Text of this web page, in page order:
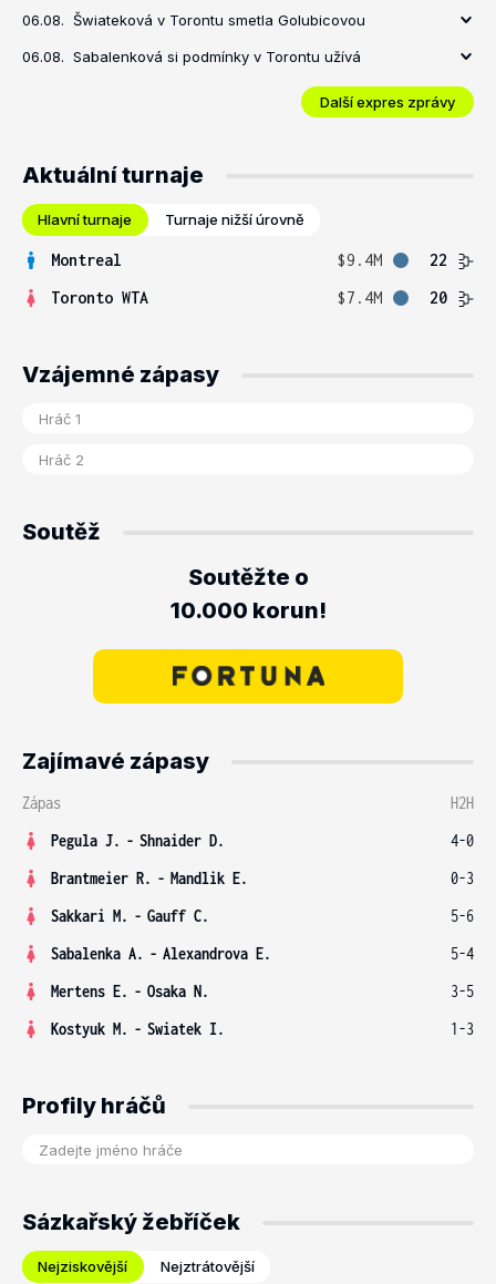
06.08. Šwiateková v Torontu smetla Golubicovou
06.08. Sabalenková si podmínky v Torontu užívá
Další expres zprávy
Aktuální turnaje
Hlavní turnaje Turnaje nižší úrovně
Montreal $9.4M
22
Toronto WTA
$7.4M 20
Vzájemné zápasy
Soutěž
Soutěžte o
10.000 korun!
Zajímavé zápasy
Zápas
H2H
Pegula J. - Shnaider D.
4-0
Brantmeier R. - Mandlik E.
0-3
Sakkari M. - Gauff C.
5-6
Sabalenka A. - Alexandrova E.
5-4
Mertens E. - Osaka N.
3-5
Kostyuk M. - Swiatek I. 1-3
Profily hráčů
Sázkařský žebříček
Nejziskovější Nejztrátovější